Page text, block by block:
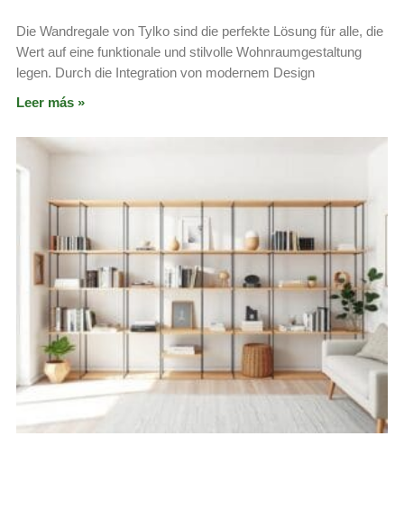
Die Wandregale von Tylko sind die perfekte Lösung für alle, die
Wert auf eine funktionale und stilvolle Wohnraumgestaltung
legen. Durch die Integration von modernem Design
Leer más »